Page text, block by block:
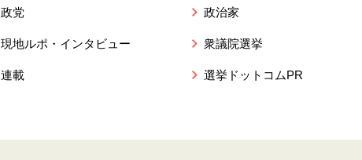
政党 政治家
現地ルポ・インタビュー 衆議院選挙
連載 選挙ドットコムPR